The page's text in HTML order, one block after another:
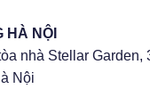
HÀ NỘI
nhà Stellar Garden,
Nội